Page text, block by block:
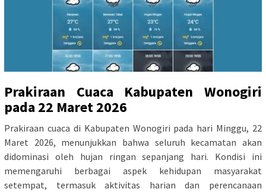
Prakiraan Cuaca Kabupaten Wonogiri
pada 22 Maret 2026
Prakiraan cuaca di Kabupaten Wonogiri pada hari Minggu, 22
Maret 2026, menunjukkan bahwa seluruh kecamatan akan
didominasi oleh hujan ringan sepanjang hari. Kondisi ini
memengaruhi berbagai aspek kehidupan masyarakat
setempat, termasuk aktivitas harian dan perencanaan